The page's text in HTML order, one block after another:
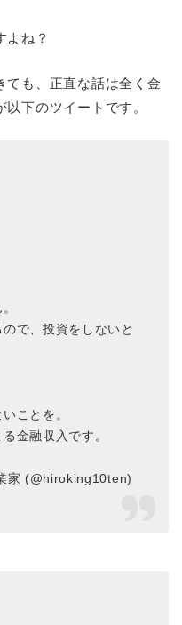
よね？
ても、正直な話は全く金
下のツイートです。
で、投資をしないと
ことを。
金融収入です。
家 (@hiroking10ten)